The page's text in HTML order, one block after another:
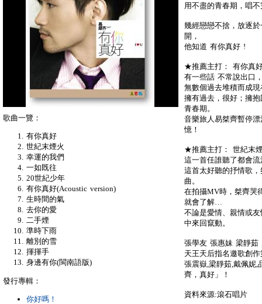
用不盡的青春期，唱
幾經戀戀不捨，放逐
開，
他知道 有你真好 !
★推薦主打： 有你真
有一些話 不常說出口
無數個過去堆積而成
擁有過去，很好；擁
青春期。
音樂旅人易桀齊暫停
憶！
★推薦主打： 世紀末
這一首任誰聽了都會
這首太好聽的抒情歌
曲。
在拍攝MV時，桀齊哭
就會了解…
不論是愛情、親情或
中來回竄動。
張學友 張惠妹 梁靜
天王天后指名邀歌創
張震嶽,梁靜茹,戴佩妮,
齊，真好」！
資料來源:滾石唱片
歌曲一覽：
有你真好
世紀末煙火
幸運的我們
一如既往
20世紀少年
有你真好(Acoustic version)
生時間的氣
去你的愛
二手煙
準時下雨
離別的雪
揮揮手
身邊有你(閩南語版)
發行專輯：
你好嗎！